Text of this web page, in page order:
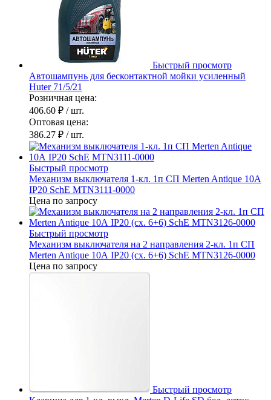
Быстрый просмотр
Автошампунь для бесконтактной мойки усиленный
Huter 71/5/21
Розничная цена:
406.60 ₽ / шт.
Оптовая цена:
386.27 ₽ / шт.
Быстрый просмотр
Механизм выключателя 1-кл. 1п СП Merten Antique 10А
IP20 SchE MTN3111-0000
Цена по запросу
Быстрый просмотр
Механизм выключателя на 2 направления 2-кл. 1п СП
Merten Antique 10А IP20 (сх. 6+6) SchE MTN3126-0000
Цена по запросу
Быстрый просмотр